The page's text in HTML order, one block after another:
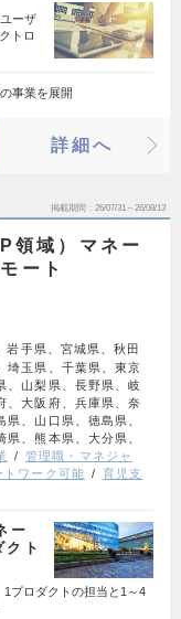
ーザ
トロ
事業を展開
詳細へ
掲載期間 26/07/31～26/08/13
領域）マネー
ート
岩手県、宮城県、秋田
埼玉県、千葉県、東京
、山梨県、長野県、岐
、大阪府、兵庫県、奈
、山口県、徳島県、
、熊本県、大分県、
管理職・マネジャ
トワーク可能
育児支
ー
ト
プロダクトの担当と1～4